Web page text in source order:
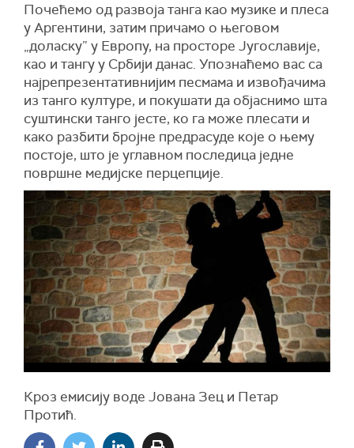
Почећемо од развоја танга као музике и плеса
у Аргентини, затим причамо о његовом
„доласку” у Европу, на просторе Југославије,
као и тангу у Србији данас. Упознаћемо вас са
најрепрезентативнијим песмама и извођачима
из танго културе, и покушати да објаснимо шта
суштински танго јесте, ко га може плесати и
како разбити бројне предрасуде које о њему
постоје, што је углавном последица једне
површне медијске перцепције.
Кроз емисију воде Јована Зец и Петар
Протић.